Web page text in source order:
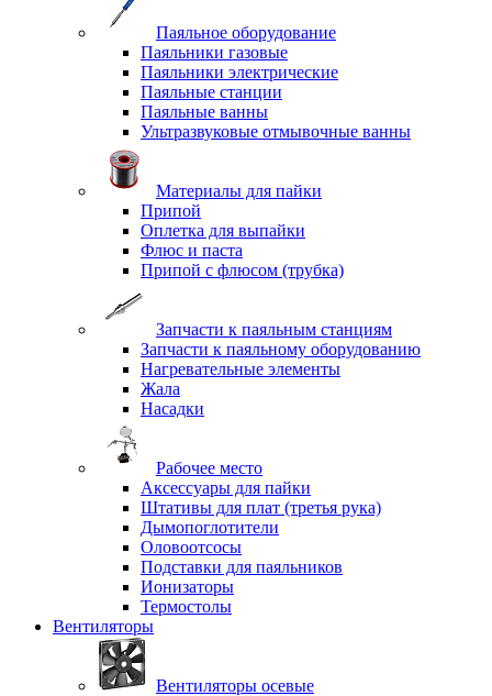
Паяльное оборудование
Паяльники газовые
Паяльники электрические
Паяльные станции
Паяльные ванны
Ультразвуковые отмывочные ванны
Материалы для пайки
Припой
Оплетка для выпайки
Флюс и паста
Припой с флюсом (трубка)
Запчасти к паяльным станциям
Запчасти к паяльному оборудованию
Нагревательные элементы
Жала
Насадки
Рабочее место
Аксессуары для пайки
Штативы для плат (третья рука)
Дымопоглотители
Оловоотсосы
Подставки для паяльников
Ионизаторы
Термостолы
Вентиляторы
Вентиляторы осевые